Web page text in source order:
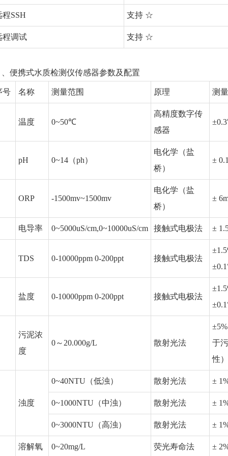
程SSH 支持 ☆
程调试 支持 ☆
、便携式水质检测仪传感器参数及配置
号 名称 测量范围 原理 测
温度 0~50℃
高精度数字传
感器
pH 0~14（ph）
电化学（盐
桥）
±
ORP -1500mv~1500mv
电化学（盐
桥）
±
电导率 0~5000uS/cm,0~10000uS/cm 接触式电极法 ±
TDS 0-10000ppm 0-200ppt 接触式电极法
盐度 0-10000ppm 0-200ppt 接触式电极法
污泥浓
度
0～20.000g/L 散射光法
于
性
浊度
0~40NTU（低浊） 散射光法 ±
0~1000NTU（中浊） 散射光法 ±
0~3000NTU（高浊） 散射光法 ±
溶解氧 0~20mg/L 荧光寿命法 ±